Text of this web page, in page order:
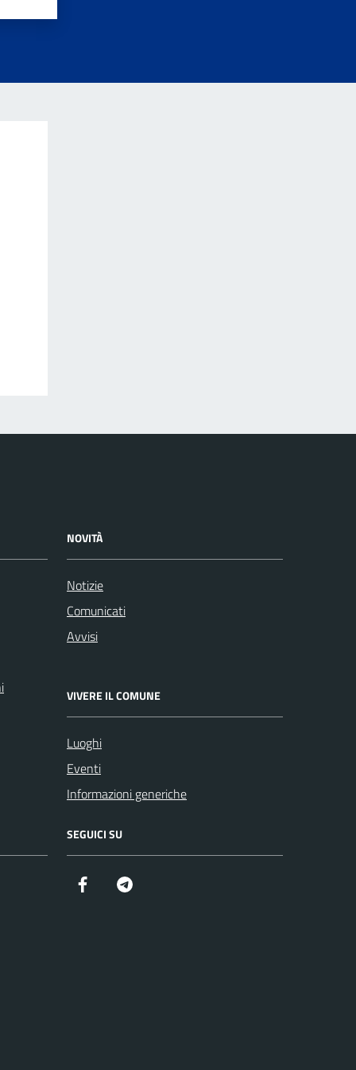
NOVITÀ
Notizie
Comunicati
Avvisi
VIVERE IL COMUNE
Luoghi
Eventi
Informazioni generiche
SEGUICI SU
Facebook